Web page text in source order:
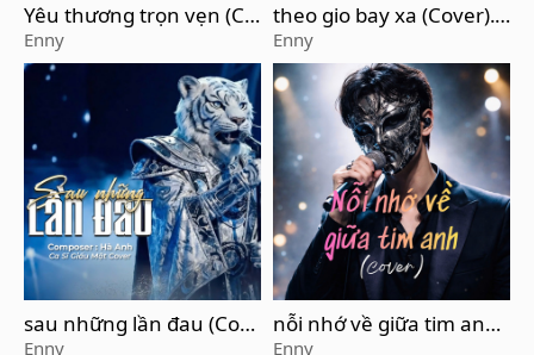
Yêu thương trọn vẹn (Co
ver)
Enny
theo gio bay xa (Cover).
WAV
Enny
sau những lần đau (Cov
er)
Enny
nỗi nhớ về giữa tim anh
(Cover)
Enny